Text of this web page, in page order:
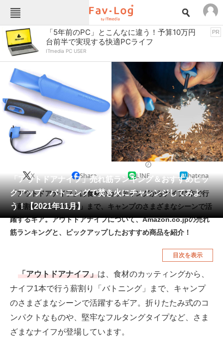
Fav-Logカテゴリー一覧
TOP アウトドア用品
インテリア・収納 おもちゃ・ホビー
カメラ キッチン家電
キッチン用品 ゲーム
コンテンツ・サービス スイーツ・お菓子
スポーツ・レジャー スマホ・携帯電話
ファッション
ペット 家電
工具・DIY 本・DVD・CD
生活家電 生活用品
空調・季節家電 美容・コスメ
釣り具・釣り用品 食品・飲料・お酒
メディア
「5年前のPC」とこんなに違う！予算10万円
台前半で実現する快適PCライフ
ITmedia PC USER
PR
「アウトドアナイフ」売れ筋ランキング＆おすすめピッ
クアップ バトニングで焚き火にチャレンジしてみよ
う！【2021年11月】
X Share LINE hatena
「アウトドアナイフ」は食材のカッティングからナイフ1本で行
う薪割り「バトニング」まで、キャンプのさまざまなシーンで活
躍するギア。アウトドアナイフについて、Amazon.co.jpの売れ
筋ランキングと、ピックアップしたおすすめ商品を紹介！
目次を表示
「アウトドアナイフ」は、食材のカッティングから、
ナイフ1本で行う薪割り「バトニング」まで、キャンプ
のさまざまなシーンで活躍するギア。折りたたみ式のコ
ンパクトなものや、堅牢なフルタングタイプなど、さま
ざまなナイフが登場しています。